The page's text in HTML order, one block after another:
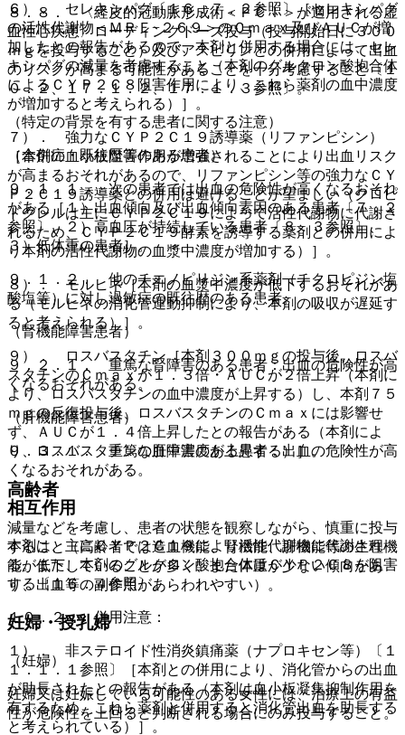
６）． セレキシパグ〔１６．７．２参照〕［セレキシパグ
の活性代謝物＜ＭＲＥ−２６９＞のＣｍａｘ及びＡＵＣが増
加したとの報告があるので、本剤と併用する場合には、セレ
キシパグの減量を考慮すること（本剤のグルクロン酸抱合体
によるＣＹＰ２Ｃ８阻害作用により、これら薬剤の血中濃度
が増加すると考えられる）］。
７）． 強力なＣＹＰ２Ｃ１９誘導薬（リファンピシン）
［本剤の血小板阻害作用が増強されることにより出血リスク
が高まるおそれがあるので、リファンピシン等の強力なＣＹ
Ｐ２Ｃ１９誘導薬との併用は避けることが望ましい（クロピ
ドグレルは主にＣＹＰ２Ｃ１９によって活性代謝物に代謝さ
れるため、ＣＹＰ２Ｃ１９酵素を誘導する薬剤との併用によ
り本剤の活性代謝物の血漿中濃度が増加する）］。
８）． モルヒネ［本剤の血漿中濃度が低下するおそれがあ
る（モルヒネの消化管運動抑制により、本剤の吸収が遅延す
ると考えられる）］。
９）． ロスバスタチン［本剤３００ｍｇの投与後、ロスバ
スタチンのＣｍａｘが１．３倍・ＡＵＣが２倍上昇（本剤に
より、ロスバスタチンの血中濃度が上昇する）し、本剤７５
ｍｇの反復投与後、ロスバスタチンのＣｍａｘには影響せ
ず、ＡＵＣが１．４倍上昇したとの報告がある（本剤によ
り、ロスバスタチンの血中濃度が上昇する）］。
高齢者
減量などを考慮し、患者の状態を観察しながら、慎重に投与
すること（高齢者では造血機能、腎機能、肝機能等の生理機
能が低下していることが多く、また体重が少ない傾向があ
り、出血等の副作用があらわれやすい）。
妊婦・授乳婦
（妊婦）
妊婦又は妊娠している可能性のある女性には、治療上の有益
性が危険性を上回ると判断される場合にのみ投与すること。
８．８． 〈経皮的冠動脈形成術＜ＰＣＩ＞が適用される虚
血性心疾患〉ローディングドーズ投与（投与開始日に３００
ｍｇを投与すること）及びアスピリンとの併用によって出血
のリスクが高まる可能性があることを十分考慮すること〔１
０．２、１７．１．２、１７．１．３参照〕。
（特定の背景を有する患者に関する注意）
（合併症・既往歴等のある患者）
９．１．１． 次の患者では出血の危険性が高くなるおそれ
がある［１）出血傾向及び出血傾向素因のある患者〔７．２
参照〕、２）高血圧が持続している患者〔８．３参照〕、
３）低体重の患者］。
９．１．２． 他のチエノピリジン系薬剤（チクロピジン塩
酸塩等）に対し過敏症の既往歴のある患者。
（腎機能障害患者）
９．２．１． 重篤な腎障害のある患者：出血の危険性が高
くなるおそれがある。
（肝機能障害患者）
９．３．１． 重篤な肝障害のある患者：出血の危険性が高
くなるおそれがある。
相互作用
本剤は、主にＣＹＰ２Ｃ１９により活性代謝物に代謝され
る。また、本剤のグルクロン酸抱合体はＣＹＰ２Ｃ８を阻害
する〔１６．４参照〕。
１０．２． 併用注意：
１）． 非ステロイド性消炎鎮痛薬（ナプロキセン等）〔１
１．１．１参照〕［本剤との併用により、消化管からの出血
が助長されたとの報告がある（本剤は血小板凝集抑制作用を
有するため、これら薬剤と併用すると消化管出血を助長する
と考えられている）］。